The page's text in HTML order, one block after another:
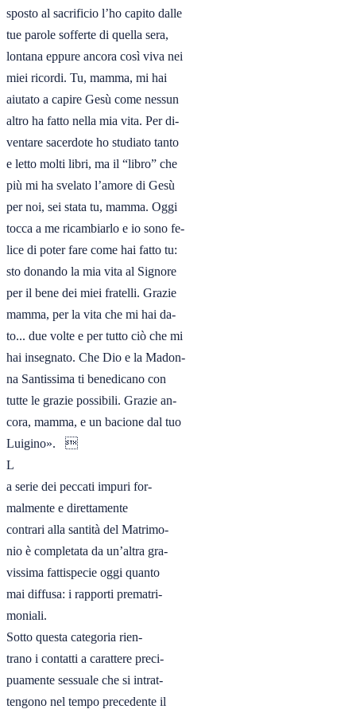
sposto al sacrificio l’ho capito dalle
tue parole sofferte di quella sera,
lontana eppure ancora così viva nei
miei ricordi. Tu, mamma, mi hai
aiutato a capire Gesù come nessun
altro ha fatto nella mia vita. Per di-
ventare sacerdote ho studiato tanto
e letto molti libri, ma il “libro” che
più mi ha svelato l’amore di Gesù
per noi, sei stata tu, mamma. Oggi
tocca a me ricambiarlo e io sono fe-
lice di poter fare come hai fatto tu:
sto donando la mia vita al Signore
per il bene dei miei fratelli. Grazie
mamma, per la vita che mi hai da-
to... due volte e per tutto ciò che mi
hai insegnato. Che Dio e la Madon-
na Santissima ti benedicano con
tutte le grazie possibili. Grazie an-
cora, mamma, e un bacione dal tuo
Luigino».   
L
a serie dei peccati impuri for-
malmente e direttamente
contrari alla santità del Matrimo-
nio è completata da un’altra gra-
vissima fattispecie oggi quanto
mai diffusa: i rapporti prematri-
moniali.
Sotto questa categoria rien-
trano i contatti a carattere preci-
puamente sessuale che si intrat-
tengono nel tempo precedente il